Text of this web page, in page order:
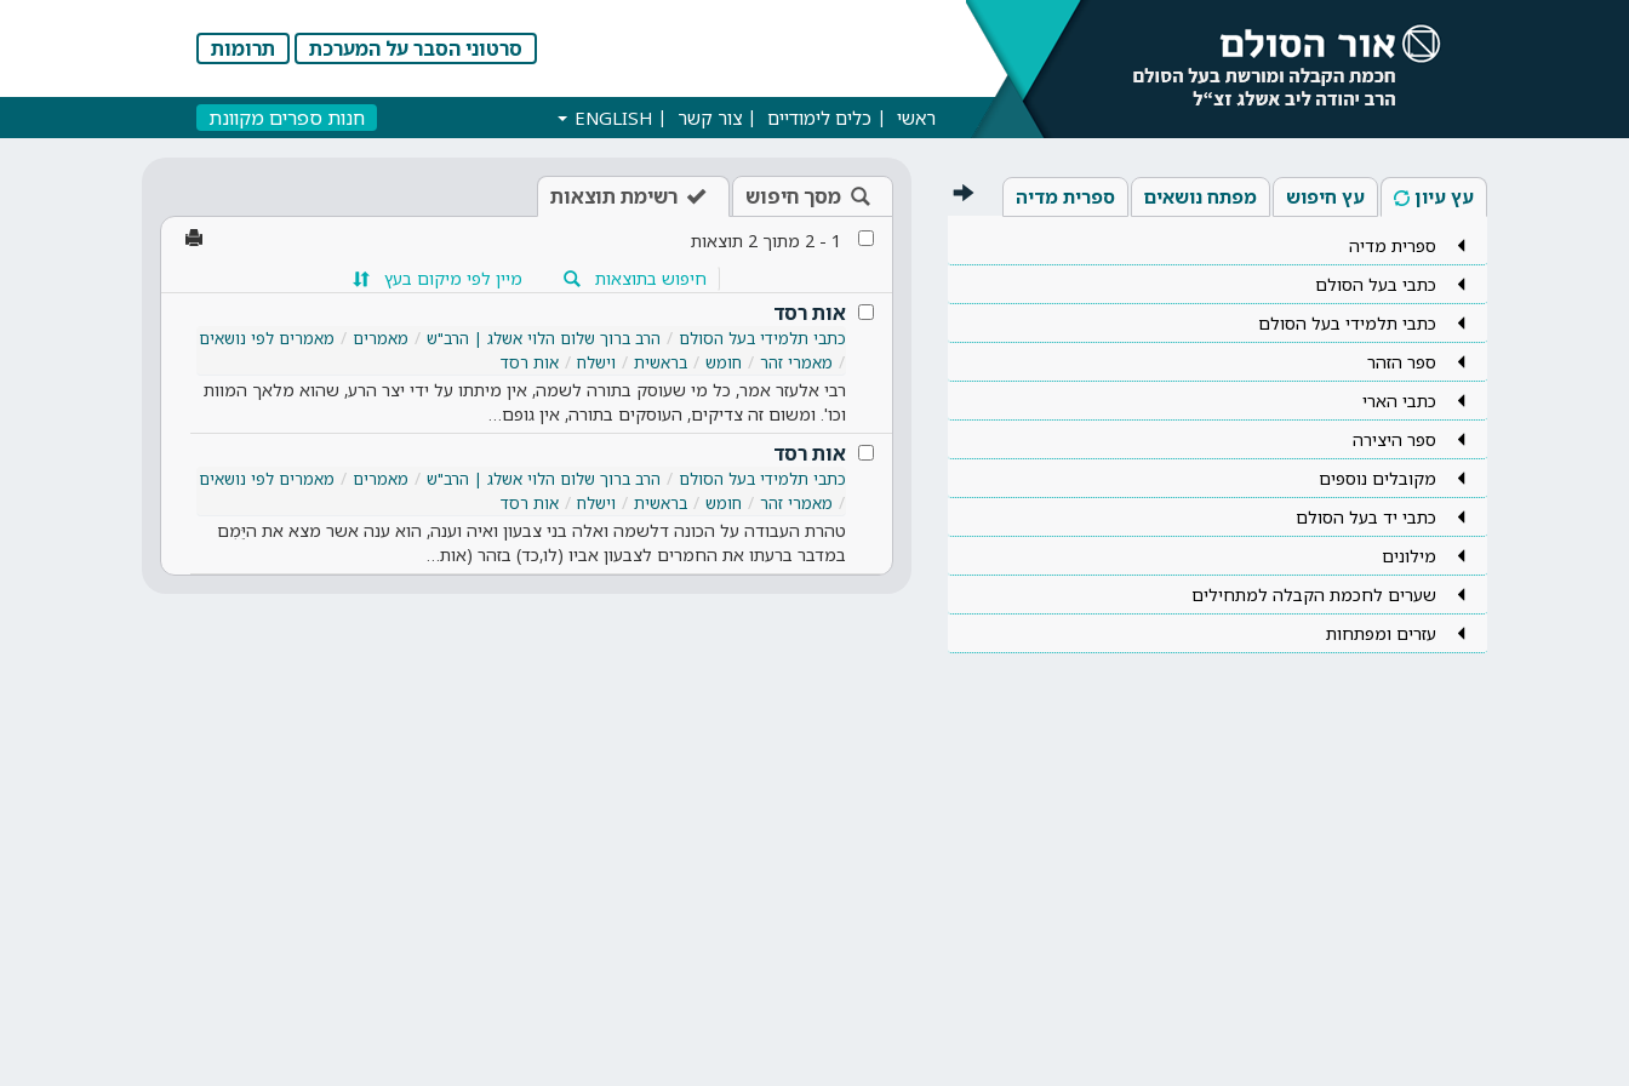
סרטוני הסבר על המערכת תרומות
ראשי כלים לימודיים צור קשר ENGLISH חנות ספרים מקוונת
עץ עיון עץ חיפוש מפתח נושאים ספרית מדיה
ספרית מדיה
כתבי בעל הסולם
כתבי תלמידי בעל הסולם
ספר הזהר
כתבי הארי
ספר היצירה
מקובלים נוספים
כתבי יד בעל הסולם
מילונים
שערים לחכמת הקבלה למתחילים
עזרים ומפתחות
מסך חיפוש רשימת תוצאות
1
-
2 מתוך 2 תוצאות
חיפוש בתוצאות
מיין לפי מיקום בעץ
אות רסד
כתבי תלמידי בעל הסולם הרב ברוך שלום הלוי אשלג | הרב"ש מאמרים
מאמרים לפי נושאים
מאמרי זהר
חומש בראשית וישלח אות רסד
רבי אלעזר אמר, כל מי שעוסק בתורה לשמה, אין מיתתו על ידי יצר הרע, שהוא מלאך המוות
וכו'. ומשום זה צדיקים, העוסקים בתורה, אין גופם…
אות רסד
כתבי תלמידי בעל הסולם הרב ברוך שלום הלוי אשלג | הרב"ש מאמרים
מאמרים לפי נושאים
מאמרי זהר
חומש בראשית וישלח אות רסד
טהרת העבודה על הכונה דלשמה ואלה בני צבעון ואיה וענה, הוא ענה אשר מצא את היֵּמִם
במדבר ברעתו את החמרים לצבעון אביו (לו,כד) בזהר (אות…